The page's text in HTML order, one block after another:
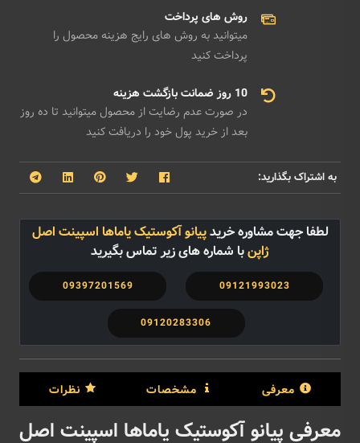
روش های پرداخت
میتوانید به روش های رایج هزینه محصول را
پرداخت کنید
10 روز ضمانت بازگشت هزینه
در صورت عدم رضایت از محصول میتوانید تا ده روز
بعد از خرید پول خود را دریافت کنید
به اشتراک بگذارید:
لطفا جهت مشاوره خریدپیانو آکوستیک یاماها اسپینت اصل
ژاپنبا شماره های زیر تماس بگیرید
09121993023
09397201569
09120283306
معرفی مشخصات نظرات
معرفی پیانو آکوستیک یاماها اسپینت اصل